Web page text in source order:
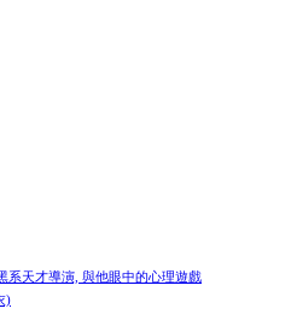
系天才導演, 與他眼中的心理遊戲
)